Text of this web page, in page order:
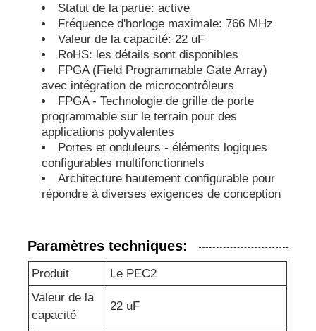
Puce PSRAM
Puce SRAM
Ne pas éclairer
Circuit intégré EPROM
Le détecteur d'ADC
Circuits intégrés RF
Statut de la partie: active
Fréquence d'horloge maximale: 766 MHz
Valeur de la capacité: 22 uF
RoHS: les détails sont disponibles
FPGA (Field Programmable Gate Array)
avec intégration de microcontrôleurs
FPGA - Technologie de grille de porte
programmable sur le terrain pour des
applications polyvalentes
Portes et onduleurs - éléments logiques
configurables multifonctionnels
Architecture hautement configurable pour
répondre à diverses exigences de conception
Paramètres techniques:
Produit
Le PEC2
Valeur de la
capacité
22 uF